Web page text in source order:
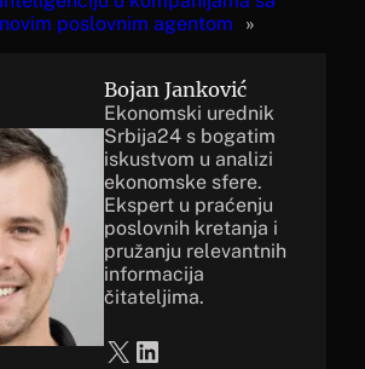
novim poslovnim agentom
»
Bojan Janković
Ekonomski urednik
Srbija24 s bogatim
iskustvom u analizi
ekonomske sfere.
Ekspert u praćenju
poslovnih kretanja i
pružanju relevantnih
informacija
čitateljima.
X LinkedIn